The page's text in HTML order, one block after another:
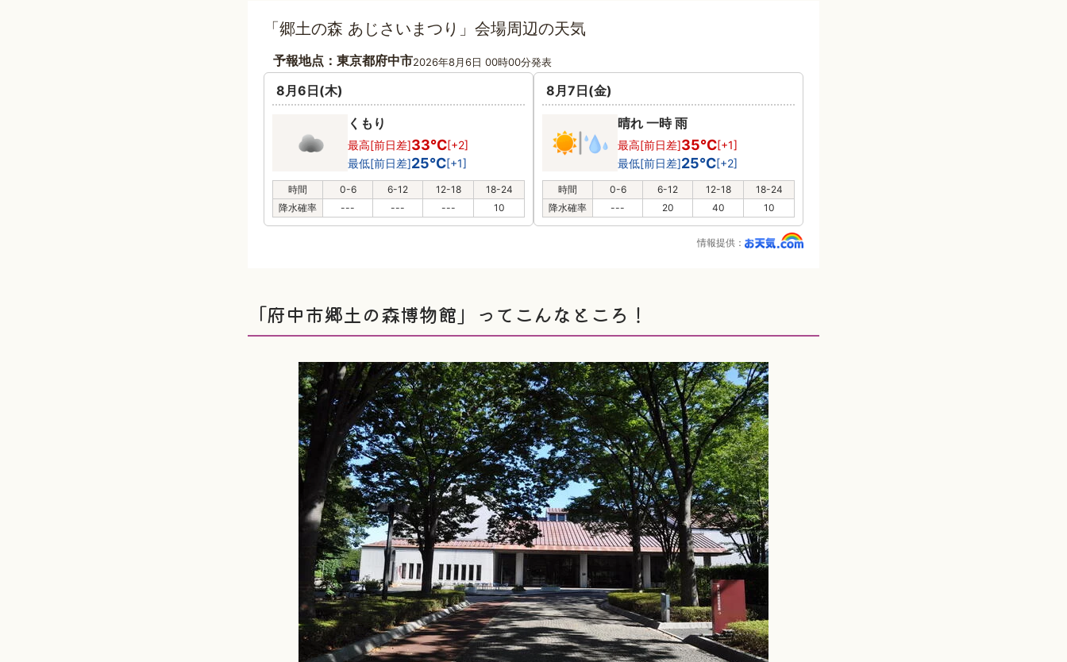
「郷土の森 あじさいまつり」会場周辺の天気
予報地点：東京都府中市2026年8月6日 00時00分発表
8月6日(木)
くもり
最高[前日差]33℃[+2]
最低[前日差]25℃[+1]
時間 0-6 6-12 12-18
18-24
降水確率
--- --- --- 10
8月7日(金)
晴れ 一時 雨
最高[前日差]35℃[+1]
最低[前日差]25℃[+2]
時間 0-6 6-12 12-18
18-24
降水確率
--- 20 40 10
情報提供：
「府中市郷土の森博物館」ってこんなところ！